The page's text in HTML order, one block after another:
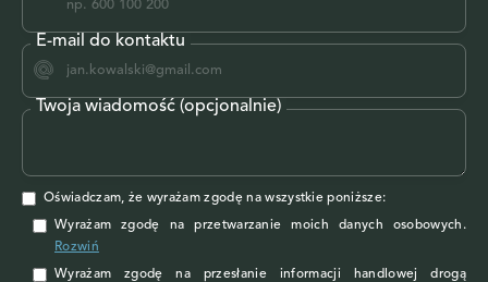
E-mail do kontaktu
Twoja wiadomość (opcjonalnie)
Oświadczam, że wyrażam zgodę na wszystkie poniższe:
Wyrażam zgodę na przetwarzanie moich danych osobowych .
Rozwiń
Wyrażam zgodęna przesłanie informacji handlowej drogą